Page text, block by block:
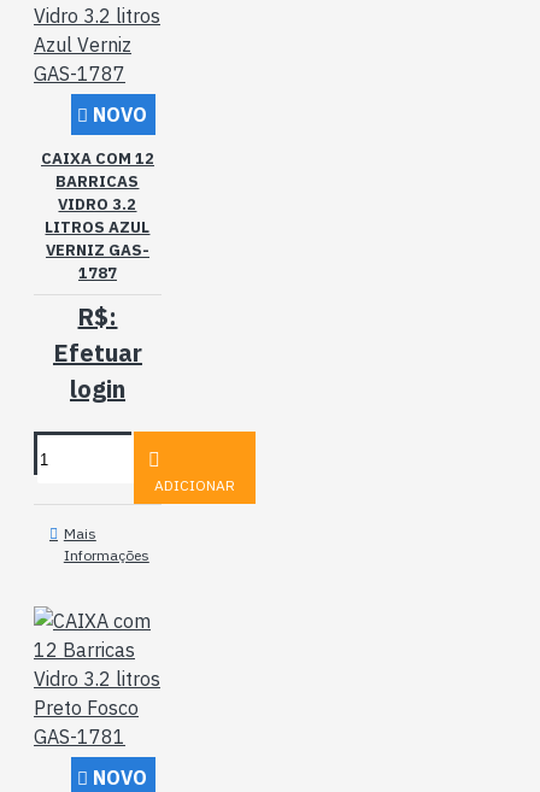
NOVO
CAIXA COM 12
BARRICAS
VIDRO 3.2
LITROS AZUL
VERNIZ GAS-
1787
R$:
Efetuar
login
ADICIONAR
Mais
Informações
NOVO